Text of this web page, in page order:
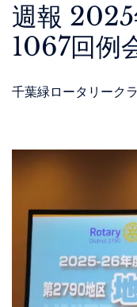
週報
1067回例
千葉緑ロータリーク